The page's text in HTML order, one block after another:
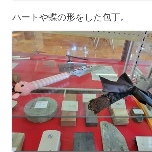
ハートや蝶の形をした包丁。